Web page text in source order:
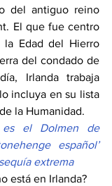
del antiguo reino
El que fue centro
Edad del Hierro
del condado de
Irlanda trabaja
incluya en su lista
la Humanidad.
el Dolmen de
español’
extrema
está en Irlanda?